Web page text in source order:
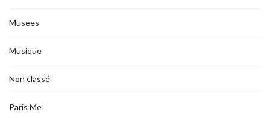
Musees
Musique
Non classé
Paris Me